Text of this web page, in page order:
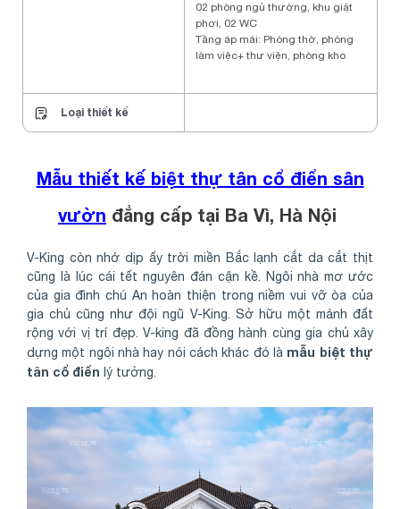
02 phòng ngủ thường, khu giặt
phơi, 02 WC
Tầng áp mái: Phòng thờ, phòng
làm việc+ thư viện, phòng kho
Loại thiết kế
Mẫu thiết kế biệt thự tân cổ điển sân
vườn đẳng cấp tại Ba Vì, Hà Nội
V-King còn nhớ dịp ấy trời miền Bắc lạnh cắt da cắt thịt
cũng là lúc cái tết nguyên đán cận kề. Ngôi nhà mơ ước
của gia đình chú An hoàn thiện trong niềm vui vỡ òa của
gia chủ cũng như đội ngũ V-King. Sở hữu một mảnh đất
rộng với vị trí đẹp. V-king đã đồng hành cùng gia chủ xây
dựng một ngôi nhà hay nói cách khác đó là mẫu biệt thự
tân cổ điển lý tưởng.